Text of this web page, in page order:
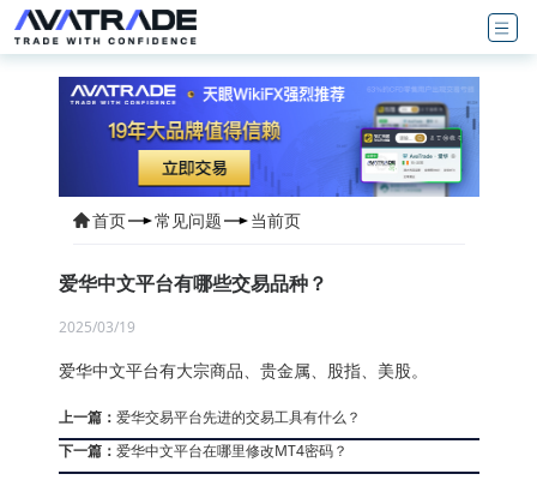
首页 常见问题 当前页
爱华中文平台有哪些交易品种？
2025/03/19
爱华中文平台有大宗商品、贵金属、股指、美股。
上一篇： 爱华交易平台先进的交易工具有什么？
下一篇： 爱华中文平台在哪里修改MT4密码？